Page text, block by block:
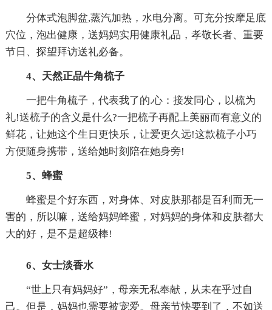
分体式泡脚盆,蒸汽加热，水电分离。可充分按摩足底
穴位，泡出健康，送妈妈实用健康礼品，孝敬长者、重要
节日、探望拜访送礼必备。
4、天然正品牛角梳子
一把牛角梳子，代表我了的.心：接发同心，以梳为
礼!送梳子的含义是什么?一把梳子再配上美丽而有意义的
鲜花，让她这个生日更快乐，让爱更久远!这款梳子小巧
方便随身携带，送给她时刻陪在她身旁!
5、蜂蜜
蜂蜜是个好东西，对身体、对皮肤那都是百利而无一
害的，所以嘛，送给妈妈蜂蜜，对妈妈的身体和皮肤都大
大的好，是不是超级棒!
6、女士淡香水
“世上只有妈妈好”，母亲无私奉献，从未在乎过自
己。但是，妈妈也需要被宠爱。母亲节快要到了，不如送